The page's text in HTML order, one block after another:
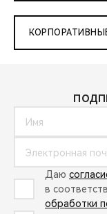
Даю
в
обработки